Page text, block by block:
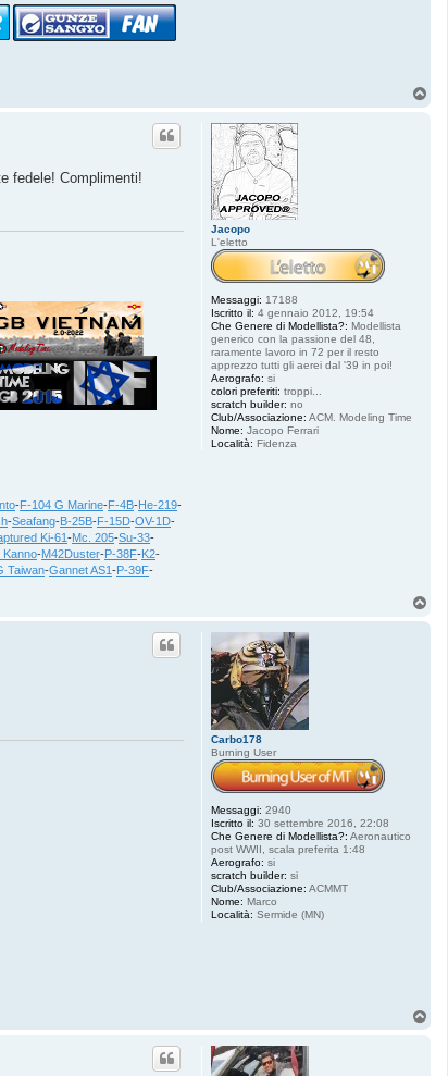
Jacopo
L'eletto
Messaggi: 17188
Iscritto il: 4 gennaio 2012, 19:54
Che Genere di Modellista?: Modellista
generico con la passione del 48,
raramente lavoro in 72 per il resto
apprezzo tutti gli aerei dal '39 in poi!
Aerografo: si
colori preferiti: troppi...
scratch builder: no
Club/Associazione: ACM. Modeling Time
Nome: Jacopo Ferrari
Località: Fidenza
fedele! Complimenti!
-F-104 G Marine-F-4B-He-219-
-Seafang-B-25B-F-15D-OV-1D-
Ki-61-Mc. 205-Su-33-
Kanno-M42Duster-P-38F-K2-
Taiwan-Gannet AS1-P-39F-
Carbo178
Burning User
Messaggi: 2940
Iscritto il: 30 settembre 2016, 22:08
Che Genere di Modellista?: Aeronautico
post WWII, scala preferita 1:48
Aerografo: si
scratch builder: si
Club/Associazione: ACMMT
Nome: Marco
Località: Sermide (MN)